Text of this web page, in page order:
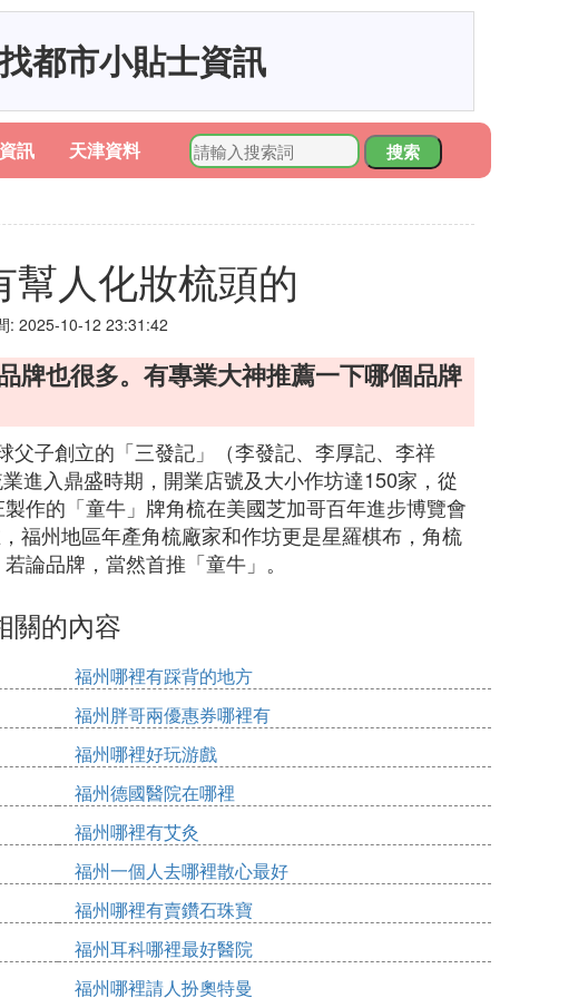
都市小貼士資訊
訊 天津資料
搜索
幫人化妝梳頭的
: 2025-10-12 23:31:42
牌也很多。有專業大神推薦一下哪個品牌
父子創立的「三發記」（李發記、李厚記、李祥
進入鼎盛時期，開業店號及大小作坊達150家，從
作的「童牛」牌角梳在美國芝加哥百年進步博覽會
福州地區年產角梳廠家和作坊更是星羅棋布，角梳
論品牌，當然首推「童牛」。
關的內容
福州哪裡有踩背的地方
福州胖哥兩優惠券哪裡有
福州哪裡好玩游戲
福州德國醫院在哪裡
福州哪裡有艾灸
福州一個人去哪裡散心最好
福州哪裡有賣鑽石珠寶
福州耳科哪裡最好醫院
福州哪裡請人扮奧特曼